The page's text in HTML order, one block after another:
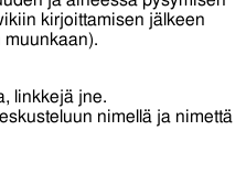
kirjoittamisen jälkeen
linkkejä jne.
nimellä ja nimettä